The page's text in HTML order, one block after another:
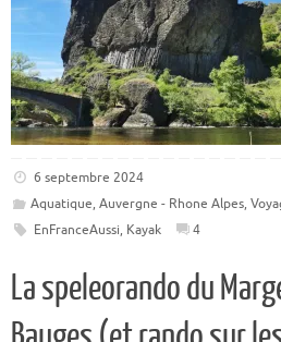
6 septembre 2024
Aquatique, Auvergne - Rhone Alpes,
EnFranceAussi, Kayak 4
La speleorando du